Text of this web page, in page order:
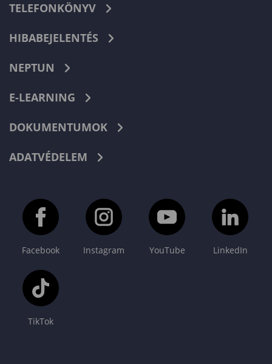
TELEFONKÖNYV
HIBABEJELENTÉS
NEPTUN
E-LEARNING
DOKUMENTUMOK
ADATVÉDELEM
Facebook Instagram YouTube LinkedIn
TikTok